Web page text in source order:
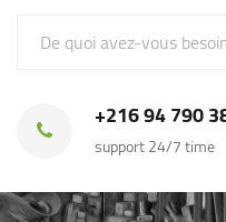
+216 94 790
support 24/7 time